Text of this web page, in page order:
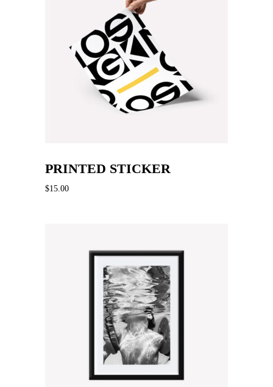
PRINTED STICKER
$15.00